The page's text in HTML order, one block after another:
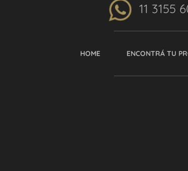
11 3155
HOME ENCONTRÁ TU